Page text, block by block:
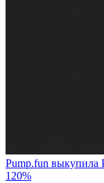
Pump.fun выкупила
120%